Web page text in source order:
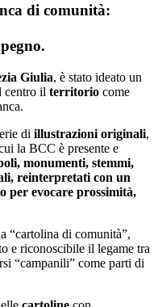
di comunità:
Giulia, è stato ideato un
centro il territorio come
di illustrazioni originali,
la BCC è presente e
monumenti, stemmi,
reinterpretati con un
per evocare prossimità,
“cartolina di comunità”,
e riconoscibile il legame tra
“campanili” come parti di